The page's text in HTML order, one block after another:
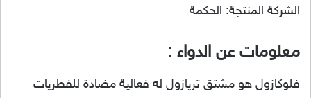
الشركة المنتجة: الحكمة
معلومات عن الدواء :
فلوكازول هو مشتق تريازول له فعالية مضادة للفطريات